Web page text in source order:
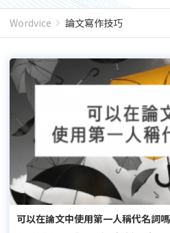
Wordvice 論文寫作技巧
可以在論文中使用第一人稱代名詞